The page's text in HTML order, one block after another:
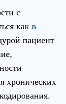
с
как в
пациент
хронических